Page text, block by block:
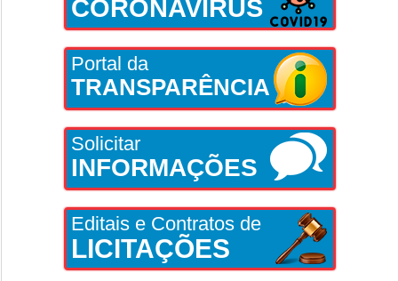
CORONAVÍRUS
Portal da
TRANSPARÊNCIA
Solicitar
INFORMAÇÕES
Editais e Contratos de
LICITAÇÕES